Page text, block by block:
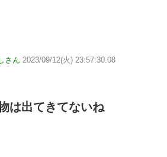
さん 2023/09/12(火) 23:57:30.08
は出てきてないね